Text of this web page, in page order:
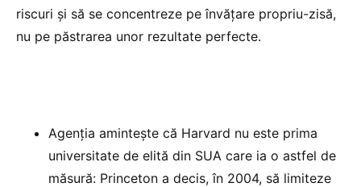
riscuri și să se concentreze pe învățare propriu-zisă,
nu pe păstrarea unor rezultate perfecte.
Agenția amintește că Harvard nu este prima
universitate de elită din SUA care ia o astfel de
măsură: Princeton a decis, în 2004, să limiteze